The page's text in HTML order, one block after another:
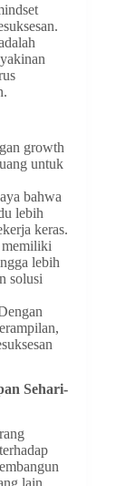
growth
untuk
bahwa
lebih
keras.
lebih
solusi
Sehari-
lain.